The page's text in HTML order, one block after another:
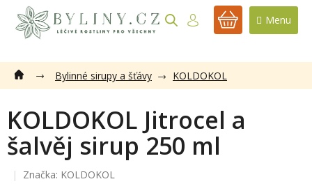
obsah
NÁKUPNÍ
Bylinné sirupy a šťávy KOLDOKOL
KOLDOKOL Jitrocel a
šalvěj sirup 250 ml
Značka: KOLDOKOL